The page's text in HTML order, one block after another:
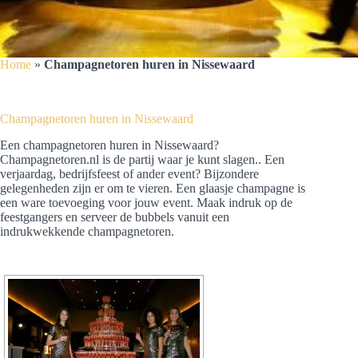
Home » Champagnetoren huren in Nissewaard
Champagnetoren huren in Nissewaard
Een champagnetoren huren in Nissewaard?
Champagnetoren.nl is de partij waar je kunt slagen.. Een
verjaardag, bedrijfsfeest of ander event? Bijzondere
gelegenheden zijn er om te vieren. Een glaasje champagne is
een ware toevoeging voor jouw event. Maak indruk op de
feestgangers en serveer de bubbels vanuit een
indrukwekkende champagnetoren.